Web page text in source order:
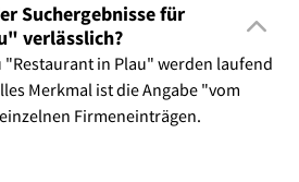
Suchergebnisse für
verlässlich?
"Restaurant in Plau" werden laufend
Merkmal ist die Angabe "vom
Firmeneinträgen.